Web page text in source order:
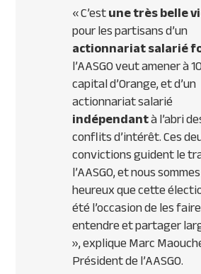
« C’estune très belle
pour les partisans d’un
actionnariat salarié
l’AASGO veut amener à
capital d’Orange, et d’un
actionnariat salarié
indépendantà l’abri
conflits d’intérêt.Ces
convictions guident le
l’AASGO, et nous sommes
heureux que cette
été l’occasion de les faire
entendre et partager
», explique Marc
Président de l’AASGO.